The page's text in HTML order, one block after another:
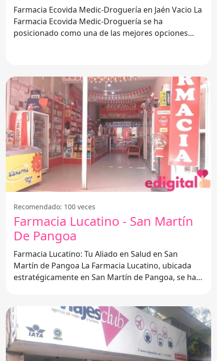
Farmacia Ecovida Medic-Droguería en Jaén Vacio La
Farmacia Ecovida Medic-Droguería se ha
posicionado como una de las mejores opciones
Recomendado: 100 veces
Farmacia Lucatino - San Martín
De Pangoa
Farmacia Lucatino: Tu Aliado en Salud en San
Martín de Pangoa La Farmacia Lucatino, ubicada
estratégicamente en San Martín de Pangoa, se ha